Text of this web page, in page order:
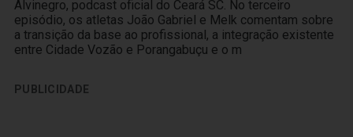
Alvinegro, podcast oficial do Ceará SC. No terceiro
episódio, os atletas João Gabriel e Melk comentam sobre
a transição da base ao profissional, a integração existente
entre Cidade Vozão e Porangabuçu e o m
PUBLICIDADE